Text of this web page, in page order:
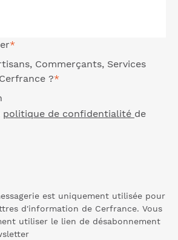
*
Commerçants, Services
?*
politique de confidentialité de
est uniquement utilisée pour
d'information de Cerfrance. Vous
utiliser le lien de désabonnement